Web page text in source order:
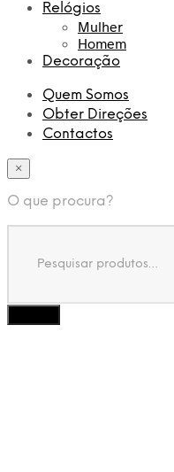
Relógios
Mulher
Homem
Decoração
Quem Somos
Obter Direções
Contactos
×
O que procura?